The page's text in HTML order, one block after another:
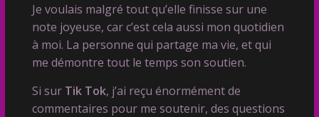
Je voulais malgré tout qu’elle finisse sur une
note joyeuse, car c’est cela aussi mon quotidien
à moi. La personne qui partage ma vie, et qui
me démontre tout le temps son soutien.
Si sur Tik Tok, j’ai reçu énormément de
commentaires pour me soutenir, des questions